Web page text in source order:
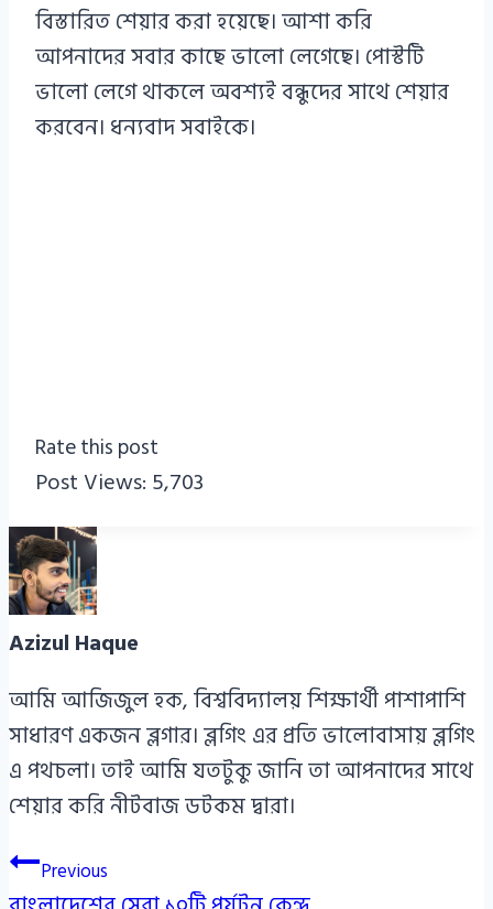
বিস্তারিত শেয়ার করা হয়েছে। আশা করি
আপনাদের সবার কাছে ভালো লেগেছে। পোস্টটি
ভালো লেগে থাকলে অবশ্যই বন্ধুদের সাথে শেয়ার
করবেন। ধন্যবাদ সবাইকে।
Rate this post
Post Views: 5,703
Azizul Haque
আমি আজিজুল হক, বিশ্ববিদ্যালয় শিক্ষার্থী পাশাপাশি
সাধারণ একজন ব্লগার। ব্লগিং এর প্রতি ভালোবাসায় ব্লগিং
এ পথচলা। তাই আমি যতটুকু জানি তা আপনাদের সাথে
শেয়ার করি নীটবাজ ডটকম দ্বারা।
PostPrevious